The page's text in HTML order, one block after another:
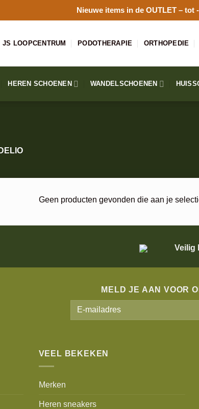
Nieuwe items in de OUTLET– tot -
JS LOOPCENTRUM PODOTHERAPIE ORTHOPEDIE
HEREN SCHOENEN WANDELSCHOENEN
Geen producten gevonden die aan je
Veilig
MELD JE AAN VOOR
VEEL BEKEKEN
Merken
Heren sneakers